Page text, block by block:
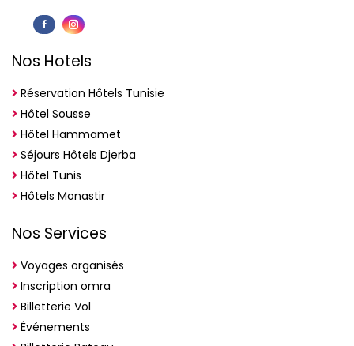
Nos Hotels
Réservation Hôtels Tunisie
Hôtel Sousse
Hôtel Hammamet
Séjours Hôtels Djerba
Hôtel Tunis
Hôtels Monastir
Nos Services
Voyages organisés
Inscription omra
Billetterie Vol
Événements